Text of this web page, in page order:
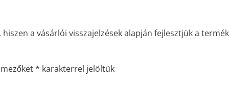
a vásárlói visszajelzések alapján fejlesztjük a
* karakterrel jelöltük